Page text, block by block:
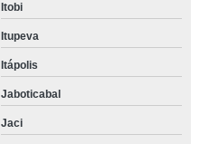
Itobi
Itupeva
Itápolis
Jaboticabal
Jaci